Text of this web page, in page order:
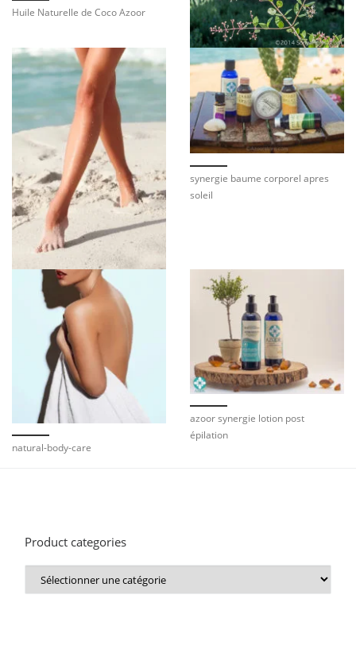
Huile Naturelle de Coco Azoor
synergie baume corporel apres
soleil
natural-body-care
azoor synergie lotion post
épilation
Product categories